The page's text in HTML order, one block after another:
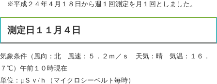
※平成２４年４月１８日から週１回測定を月１回としました。
測定日１１月４日
気象条件（風向：北 風速：５．２ｍ／ｓ 天気：晴 気温：１６．
７℃）午前１０時現在
単位：μＳｖ/ｈ（マイクロシーベルト毎時）